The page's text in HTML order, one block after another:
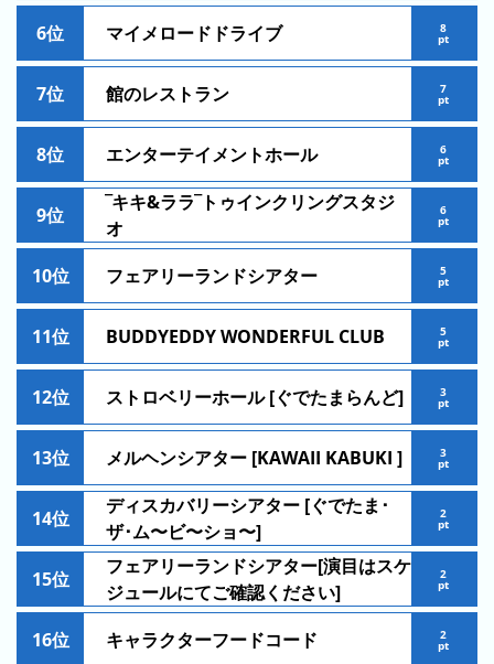
今
月
の
キ
ン
グ
先
月
の
ラ
ン
キ
ン
グ
今
年
の
ラ
ン
6位 マイメロードドライブ 8
pt
7位 館のレストラン 7
pt
8位 エンターテイメントホール 6
pt
9位
‾キキ&ララ‾トゥインクリングスタジ
オ
6
pt
10位 フェアリーランドシアター 5
pt
11位 BUDDYEDDY WONDERFUL CLUB 5
pt
12位 ストロベリーホール [ぐでたまらんど] 3
pt
13位 メルヘンシアター [KAWAII KABUKI ] 3
pt
14位
ディスカバリーシアター [ぐでたま･
ザ･ム〜ビ〜ショ〜]
2
pt
15位
フェアリーランドシアター[演目はスケ
ジュールにてご確認ください]
2
pt
16位 キャラクターフードコード 2
pt